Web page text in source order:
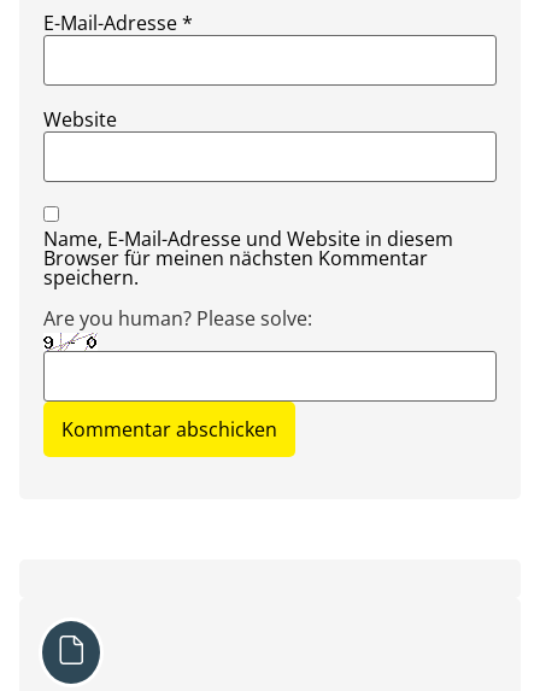
E-Mail-Adresse*
Website
Name, E-Mail-Adresse und Website in diesem
Browser für meinen nächsten Kommentar
speichern.
Are you human? Please solve: